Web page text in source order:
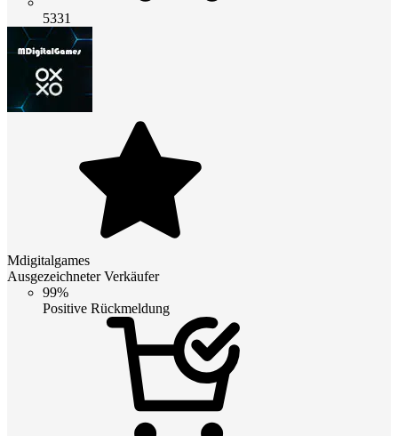
5331
Mdigitalgames
Ausgezeichneter Verkäufer
99%
Positive Rückmeldung